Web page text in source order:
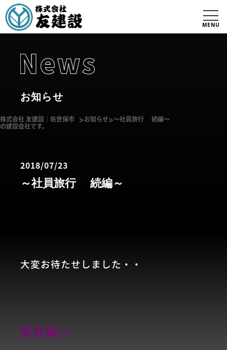
MENU
お知らせ
株式会社 友建設｜佐世保市
の建設会社です。
>お知らせ>～社員旅行 続編～
2018/07/23
～社員旅行 続編～
大変お待たせしました・・
宴会編～